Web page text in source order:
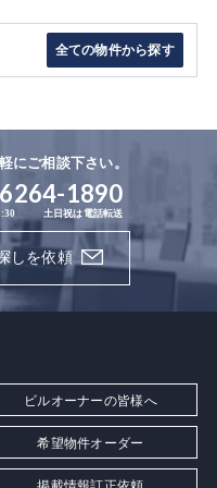
全ての物件から探す
にご相談下さい。
1890
土日祝は電話転送
しを依頼
ビルオーナーの皆様へ
希望物件オーダー